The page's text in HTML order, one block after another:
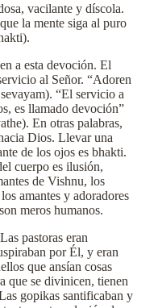
vacilante y díscola.
la mente siga al puro
a esta devoción. El
al Señor. “Adoren
“El servicio a
es llamado devoción”
En otras palabras,
Dios. Llevar una
de los ojos es bhakti.
cuerpo es ilusión,
de Vishnu, los
amantes y adoradores
meros humanos.
pastoras eran
por Él, y eran
que ansían cosas
que se divinicen, tienen
gopikas santificaban y